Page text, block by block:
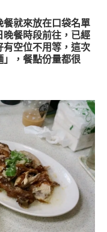
餐就來放在口袋名單
晚餐時段前往，已經
有空位不用等，這次
」，餐點份量都很